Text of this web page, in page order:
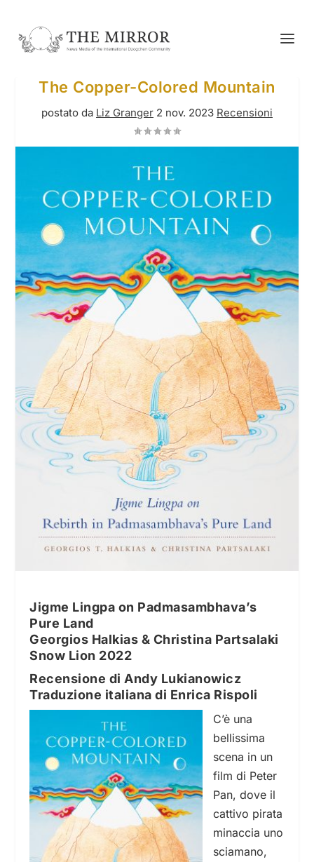
The Copper-Colored Mountain
postato da Liz Granger 2 nov. 2023 Recensioni
Jigme Lingpa on Padmasambhava’s
Pure Land
Georgios Halkias & Christina Partsalaki
Snow Lion 2022
Recensione di Andy Lukianowicz
Traduzione italiana di Enrica Rispoli
C’è una
bellissima
scena in un
film di Peter
Pan, dove il
cattivo pirata
minaccia uno
sciamano,